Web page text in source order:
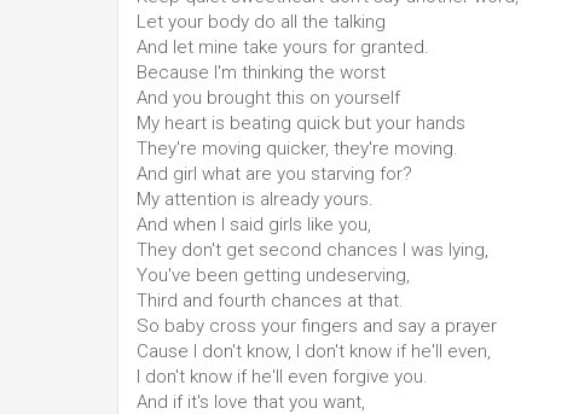
Let your body do all the talking
And let mine take yours for granted.
Because I'm thinking the worst
And you brought this on yourself
My heart is beating quick but your hands
They're moving quicker, they're moving.
And girl what are you starving for?
My attention is already yours.
And when I said girls like you,
They don't get second chances I was lying,
You've been getting undeserving,
Third and fourth chances at that.
So baby cross your fingers and say a prayer
Cause I don't know, I don't know if he'll even,
I don't know if he'll even forgive you.
And if it's love that you want,